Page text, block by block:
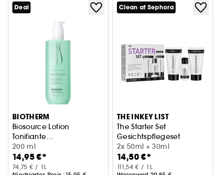
Deal
BIOTHERM
Biosource Lotion
Tonifiante
Reinigungslotion
200 ml
14,95 €*
74,75 € / 1L
Clean at Sephora
THE INKEY LIST
The Starter Set
Gesichtspflegeset
2x 50ml + 30ml
14,50 €*
111,54 € / 1L